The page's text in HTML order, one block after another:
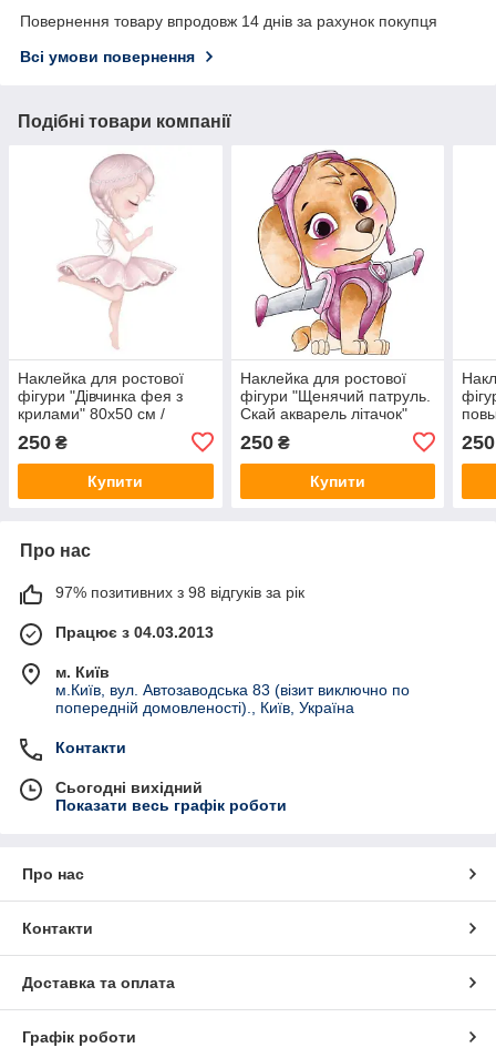
Повернення товару впродовж 14 днів за рахунок покупця
Всі умови повернення
Подібні товари компанії
Наклейка для ростової
фігури "Дівчинка фея з
крилами" 80х50 см /
інтер'єрна наклейка (без
обрізу по контуру)
250 ₴
Купити
Наклейка для ростової
фігури "Щенячий патруль.
Скай акварель літачок"
наклейка (без обрізу по
контуру)
250₴
Купити
(без
250
Про нас
97% позитивних з 98 відгуків за рік
Працює з 04.03.2013
м. Київ
м.Київ, вул. Автозаводська 83 (візит виключно по
попередній домовленості)., Київ, Україна
Контакти
Сьогодні вихідний
Показати весь графік роботи
Про нас
Контакти
Доставка та оплата
Графік роботи